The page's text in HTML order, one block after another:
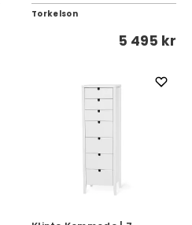
Torkelson
5 495 kr